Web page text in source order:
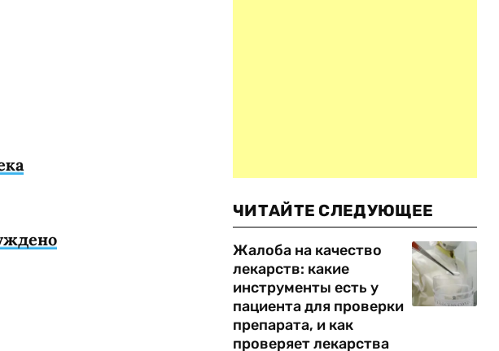
ЧИТАЙТЕ СЛЕДУЮЩЕЕ
Жалоба на качество
лекарств: какие
инструменты есть у
пациента для проверки
препарата, и как
проверяет лекарства